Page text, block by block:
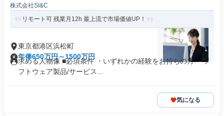
株式会社SI&C
リモート可 残業月12h 最上流で市場価値UP！
東京都港区浜松町
年俸650万円～1500万円
求める人物像 ■必須条件 ・いずれかの経験をお持ちの方 －ソ
フトウェア製品/サービス...
気になる